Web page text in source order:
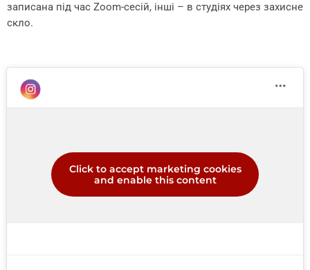
записана під час Zoom-сесій, інші – в студіях через захисне
скло.
Click to accept marketing cookies
and enable this content